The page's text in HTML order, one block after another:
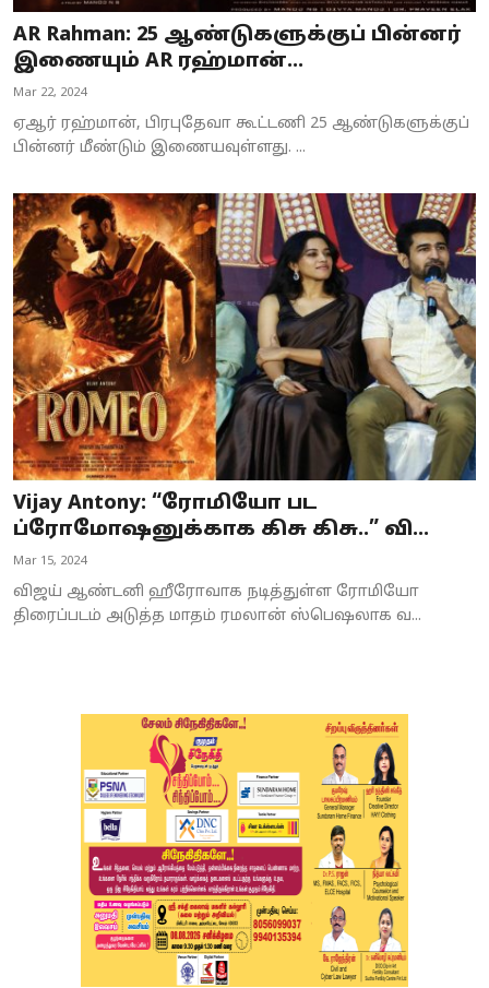
AR Rahman: 25 ஆண்டுகளுக்குப் பின்னர்
இணையும் AR ரஹ்மான்...
Mar 22, 2024
ஏஆர் ரஹ்மான், பிரபுதேவா கூட்டணி 25 ஆண்டுகளுக்குப்
பின்னர் மீண்டும் இணையவுள்ளது. ...
Vijay Antony: “ரோமியோ பட
ப்ரோமோஷனுக்காக கிசு கிசு..” வி...
Mar 15, 2024
விஜய் ஆண்டனி ஹீரோவாக நடித்துள்ள ரோமியோ
திரைப்படம் அடுத்த மாதம் ரமலான் ஸ்பெஷலாக வ...